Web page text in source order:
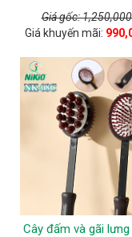
tóc gãy rụng
Giá gốc:
Giá khuyến mãi:
Cây đấm và gãi